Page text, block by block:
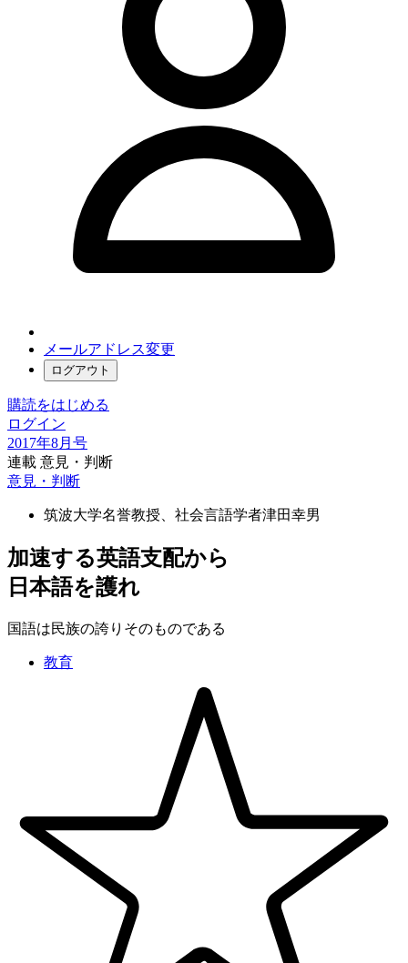
メールアドレス変更
ログアウト
購読をはじめる
ログイン
2017年8月号
連載 意見・判断
意見・判断
筑波大学名誉教授、社会言語学者津田幸男
加速する英語支配から
日本語を護れ
国語は民族の誇りそのものである
教育